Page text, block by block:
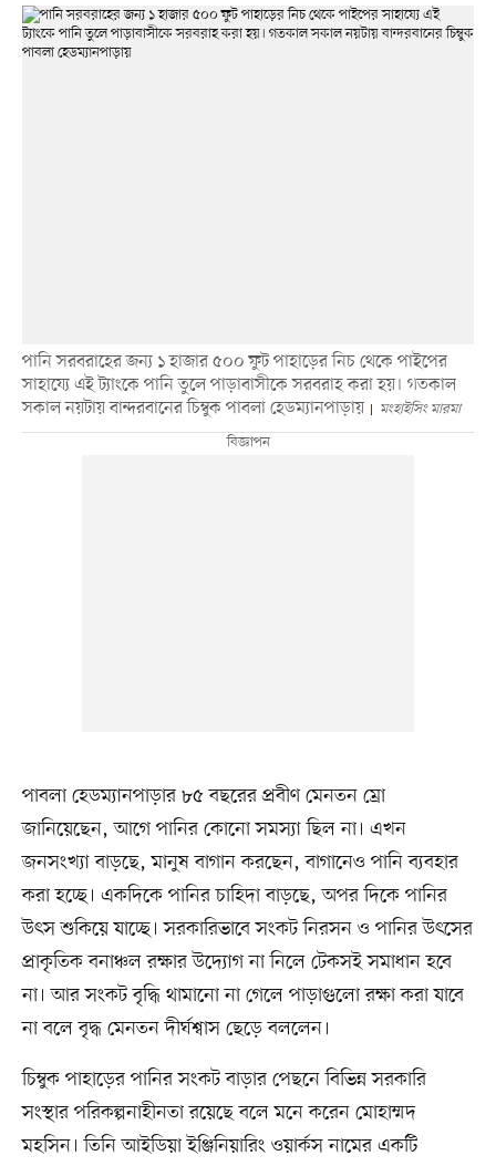
পানি সরবরাহের জন্য ১ হাজার ৫০০ ফুট পাহাড়ের নিচ থেকে পাইপের
সাহায্যে এই ট্যাংকে পানি তুলে পাড়াবাসীকে সরবরাহ করা হয়। গতকাল
সকাল নয়টায় বান্দরবানের চিম্বুক পাবলা হেডম্যানপাড়ায়
মংহাইসিং মারমা
পাবলা হেডম্যানপাড়ার ৮৫ বছরের প্রবীণ মেনতন ম্রো
জানিয়েছেন, আগে পানির কোনো সমস্যা ছিল না। এখন
জনসংখ্যা বাড়ছে, মানুষ বাগান করছেন, বাগানেও পানি ব্যবহার
করা হচ্ছে। একদিকে পানির চাহিদা বাড়ছে, অপর দিকে পানির
উৎস শুকিয়ে যাচ্ছে। সরকারিভাবে সংকট নিরসন ও পানির উৎসের
প্রাকৃতিক বনাঞ্চল রক্ষার উদ্যোগ না নিলে টেকসই সমাধান হবে
না। আর সংকট বৃদ্ধি থামানো না গেলে পাড়াগুলো রক্ষা করা যাবে
না বলে বৃদ্ধ মেনতন দীর্ঘশ্বাস ছেড়ে বললেন।
চিম্বুক পাহাড়ের পানির সংকট বাড়ার পেছনে বিভিন্ন সরকারি
সংস্থার পরিকল্পনাহীনতা রয়েছে বলে মনে করেন মোহাম্মদ
মহসিন। তিনি আইডিয়া ইঞ্জিনিয়ারিং ওয়ার্কস নামের একটি